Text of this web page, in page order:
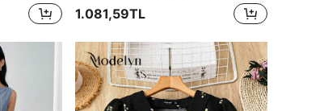
1.081,59TL